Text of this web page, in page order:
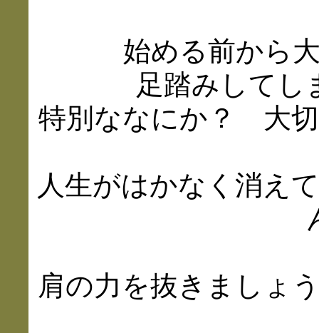
始める前から
足踏みしてし
特別ななにか？ 大
人生がはかなく消え
肩の力を抜きましょ